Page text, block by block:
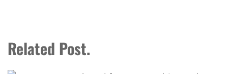
Related Post.